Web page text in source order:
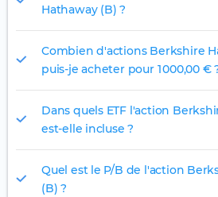
Hathaway (B) ?
Combien d'actions Berkshire
puis-je acheter pour 1 000,00 €
Dans quels ETF l'action
est-elle incluse ?
Quel est le P/B de l'action
(B) ?